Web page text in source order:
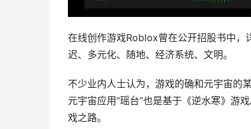
在线创作游戏Roblox曾在公开招股书中，
迟、多元化、随地、经济系统、文明。
不少业内人士认为，游戏的确和元宇宙的
元宇宙应用“瑶台”也是基于《逆水寒》游
戏之路。